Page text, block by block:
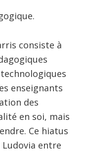
consiste à
enseignants
des
en soi, mais
Ce hiatus
entre